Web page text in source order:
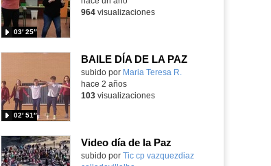
03′ 25″
964visualizaciones
BAILE DÍA DE LA PAZ
Contenido educativo.
subido por Maria Teresa R.
02′ 51″
hace 2 años
103visualizaciones
Video día de la Paz
Contenido educativo.
subido por Tic cp vazquezdiaz